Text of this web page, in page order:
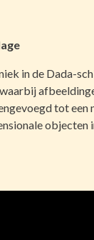
in de Dada-
tot een
objecten